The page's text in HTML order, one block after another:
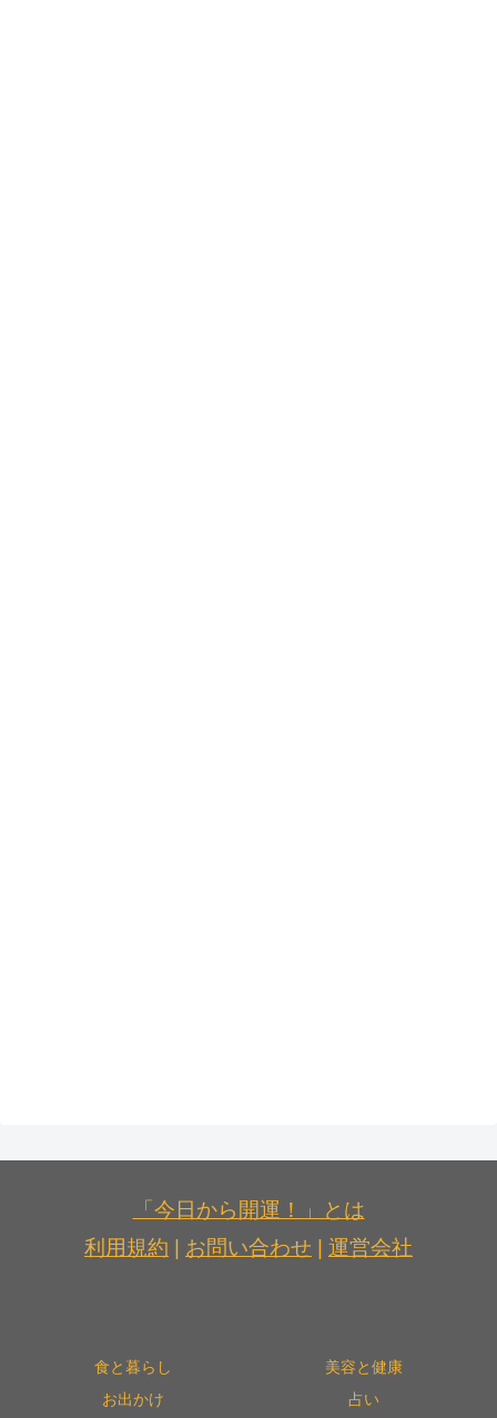
「今日から開運！」とは
利用規約
お問い合わせ 運営会社
食と暮らし
美容と健康
お出かけ
占い